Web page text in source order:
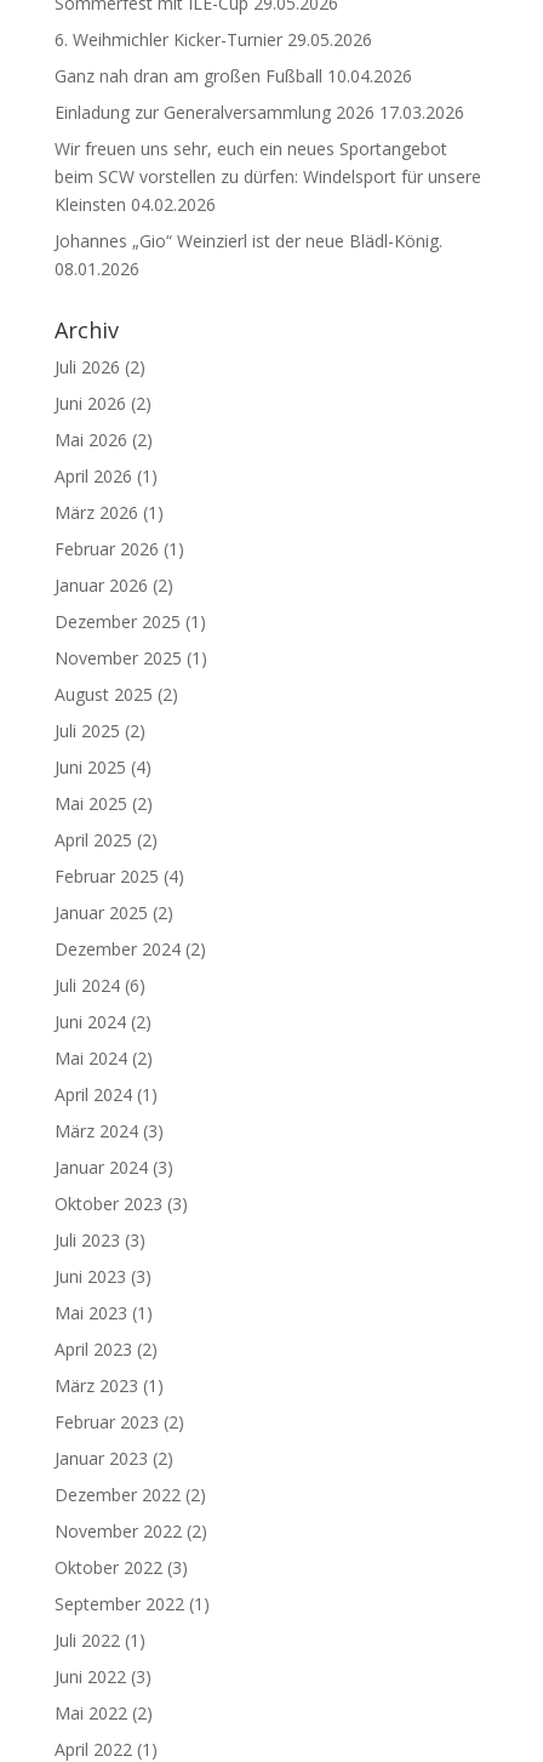
6. Weihmichler Kicker-Turnier 29.05.2026
Ganz nah dran am großen Fußball 10.04.2026
Einladung zur Generalversammlung 2026 17.03.2026
Wir freuen uns sehr, euch ein neues Sportangebot
beim SCW vorstellen zu dürfen: Windelsport für unsere
Kleinsten 04.02.2026
Johannes „Gio“ Weinzierl ist der neue Blädl-König.
08.01.2026
Archiv
Juli 2026 (2)
Juni 2026 (2)
Mai 2026 (2)
April 2026 (1)
März 2026 (1)
Februar 2026 (1)
Januar 2026 (2)
Dezember 2025 (1)
November 2025 (1)
August 2025 (2)
Juli 2025 (2)
Juni 2025 (4)
Mai 2025 (2)
April 2025 (2)
Februar 2025 (4)
Januar 2025 (2)
Dezember 2024(2)
Juli 2024(6)
Juni 2024(2)
Mai 2024(2)
April 2024(1)
März 2024(3)
Januar 2024(3)
Oktober 2023 (3)
Juli 2023 (3)
Juni 2023 (3)
Mai 2023 (1)
April 2023 (2)
März 2023 (1)
Februar 2023 (2)
Januar 2023 (2)
Dezember 2022 (2)
November 2022 (2)
Oktober 2022 (3)
September 2022 (1)
Juli 2022 (1)
Juni 2022 (3)
Mai 2022 (2)
April 2022 (1)